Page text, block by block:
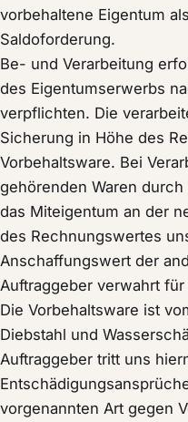
vorbehaltene Eigentum
Saldoforderung.
Be- und Verarbeitung
des Eigentumserwerbs
verpflichten. Die
Sicherung in Höhe des
Vorbehaltsware. Bei
gehörenden Waren
das Miteigentum an der
des Rechnungswertes
Anschaffungswert der
Auftraggeber verwahrt
Die Vorbehaltsware ist
Diebstahl und
Auftraggeber tritt uns
vorgenannten Art gegen